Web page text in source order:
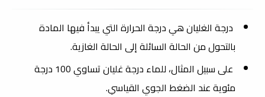
درجة الغليان هي درجة الحرارة التي يبدأ فيها المادة
بالتحول من الحالة السائلة إلى الحالة الغازية.
على سبيل المثال، للماء درجة غليان تساوي 100 درجة
مئوية عند الضغط الجوي القياسي.